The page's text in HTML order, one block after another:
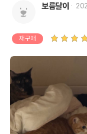
보름달이
재구매